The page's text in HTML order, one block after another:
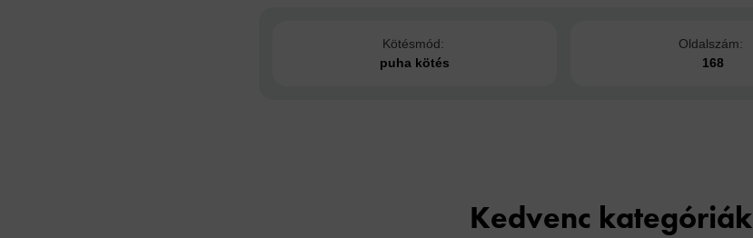
Kötésmód:
puha kötés
Oldalszám:
168
Kedvenc kategóriák